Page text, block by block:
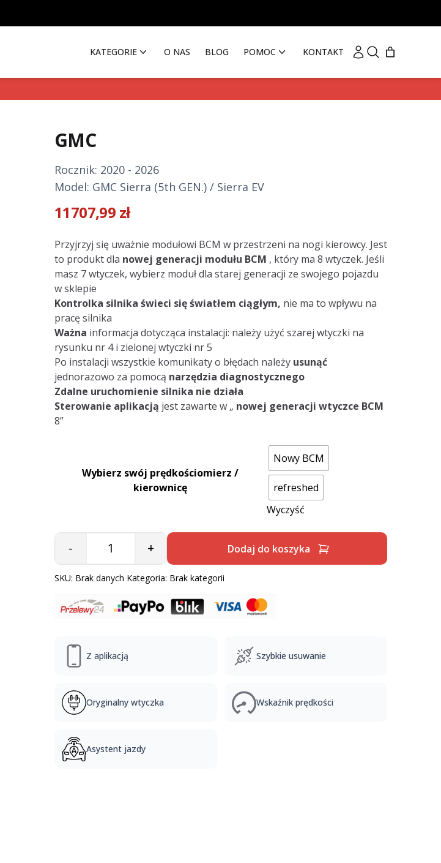
KATEGORIE O NAS BLOG POMOC KONTAKT Moje konto
Szukaj
GMC
Rocznik: 2020 - 2026
Model: GMC Sierra (5th GEN.) / Sierra EV
11707,99 zł
Description
Przyjrzyj się uważnie modułowi BCM w przestrzeni na nogi kierowcy. Jest
to produkt dla nowej generacji modułu BCM , który ma 8 wtyczek. Jeśli
masz 7 wtyczek, wybierz moduł dla starej generacji ze swojego pojazdu
w sklepie
Kontrolka silnika świeci się światłem ciągłym, nie ma to wpływu na
pracę silnika
Ważna informacja dotycząca instalacji: należy użyć szarej wtyczki na
rysunku nr 4 i zielonej wtyczki nr 5
Po instalacji wszystkie komunikaty o błędach należy usunąć
jednorazowo za pomocą narzędzia diagnostycznego
Zdalne uruchomienie silnika nie działa
Sterowanie aplikacją jest zawarte w „ nowej generacji wtyczce BCM
8”
Wybierz swój prędkościomierz /
kierownicę
Nowy BCM
refreshed
Wyczyść
Quantity
- + Dodaj do koszyka
SKU: Brak danych Kategoria: Brak kategorii
Z aplikacją Szybkie usuwanie
Oryginalny wtyczka Wskaźnik prędkości
Asystent jazdy